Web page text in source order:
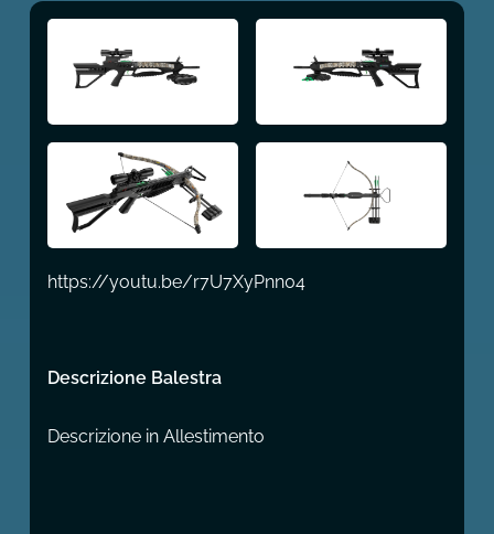
https://youtu.be/r7U7XyPnn04
Descrizione Balestra
Descrizione in Allestimento